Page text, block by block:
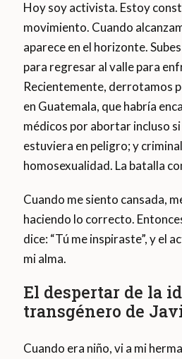
Hoy soy activista. Estoy
movimiento. Cuando
aparece en el horizonte.
para regresar al valle para
Recientemente, derrotamos
en Guatemala, que habría
médicos por abortar incluso
estuviera en peligro; y
homosexualidad. La batalla
Cuando me siento cansada,
haciendo lo correcto.
dice: “Tú me inspiraste”, y el
mi alma.
El despertar de la
transgénero de
Cuando era niño, vi a mi